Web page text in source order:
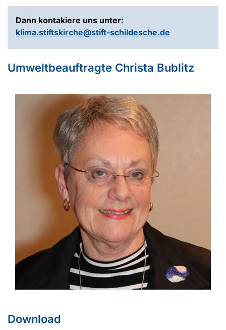
Dann kontakiere uns unter:
klima.stiftskirche@stift-schildesche.de
Umweltbeauftragte Christa Bublitz
Download